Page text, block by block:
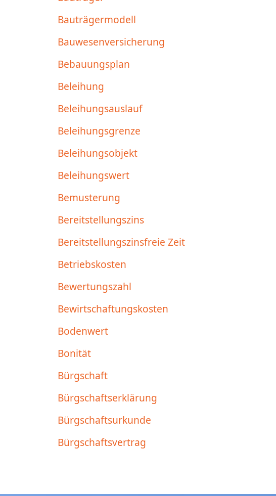
Bauträgermodell
Bauwesenversicherung
Bebauungsplan
Beleihung
Beleihungsauslauf
Beleihungsgrenze
Beleihungsobjekt
Beleihungswert
Bemusterung
Bereitstellungszins
Bereitstellungszinsfreie Zeit
Betriebskosten
Bewertungszahl
Bewirtschaftungskosten
Bodenwert
Bonität
Bürgschaft
Bürgschaftserklärung
Bürgschaftsurkunde
Bürgschaftsvertrag